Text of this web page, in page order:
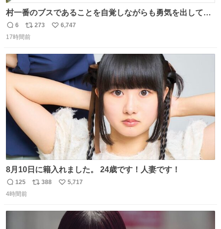
村一番のブスであることを自覚しながらも勇気を出して村
長の息子に恋文を書いたら翌日村の共用井戸に捨てられて
たときの顔になった
返
信
6
リ
ポ
ト
数
273
い
数
6,747
17時間前
8月10日に籍入れました。 24歳です！人妻です！
返
信
125
リ
388
い
数
5,717
4時間前